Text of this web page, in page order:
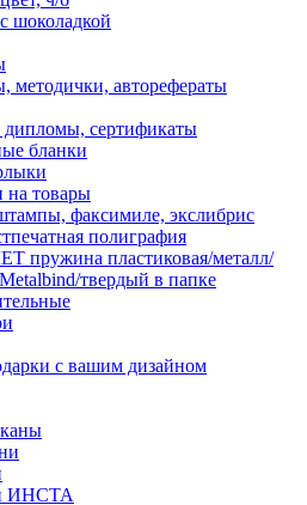
шоколадкой
методички, авторефераты
дипломы, сертификаты
бланки
на товары
факсимиле, экслибрис
полиграфия
пружина пластиковая/металл/
твердый в папке
с вашим дизайном
ИНСТА